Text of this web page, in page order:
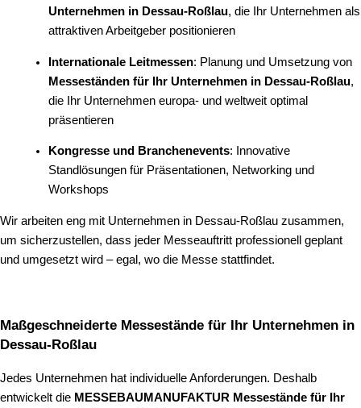
Unternehmen in Dessau-Roßlau, die Ihr Unternehmen als
attraktiven Arbeitgeber positionieren
Internationale Leitmessen: Planung und Umsetzung von
Messeständen für Ihr Unternehmen in Dessau-Roßlau,
die Ihr Unternehmen europa- und weltweit optimal
präsentieren
Kongresse und Branchenevents: Innovative
Standlösungen für Präsentationen, Networking und
Workshops
Wir arbeiten eng mit Unternehmen in Dessau-Roßlau zusammen,
um sicherzustellen, dass jeder Messeauftritt professionell geplant
und umgesetzt wird – egal, wo die Messe stattfindet.
Maßgeschneiderte Messestände für Ihr Unternehmen in
Dessau-Roßlau
Jedes Unternehmen hat individuelle Anforderungen. Deshalb
entwickelt die MESSEBAUMANUFAKTUR Messestände für Ihr